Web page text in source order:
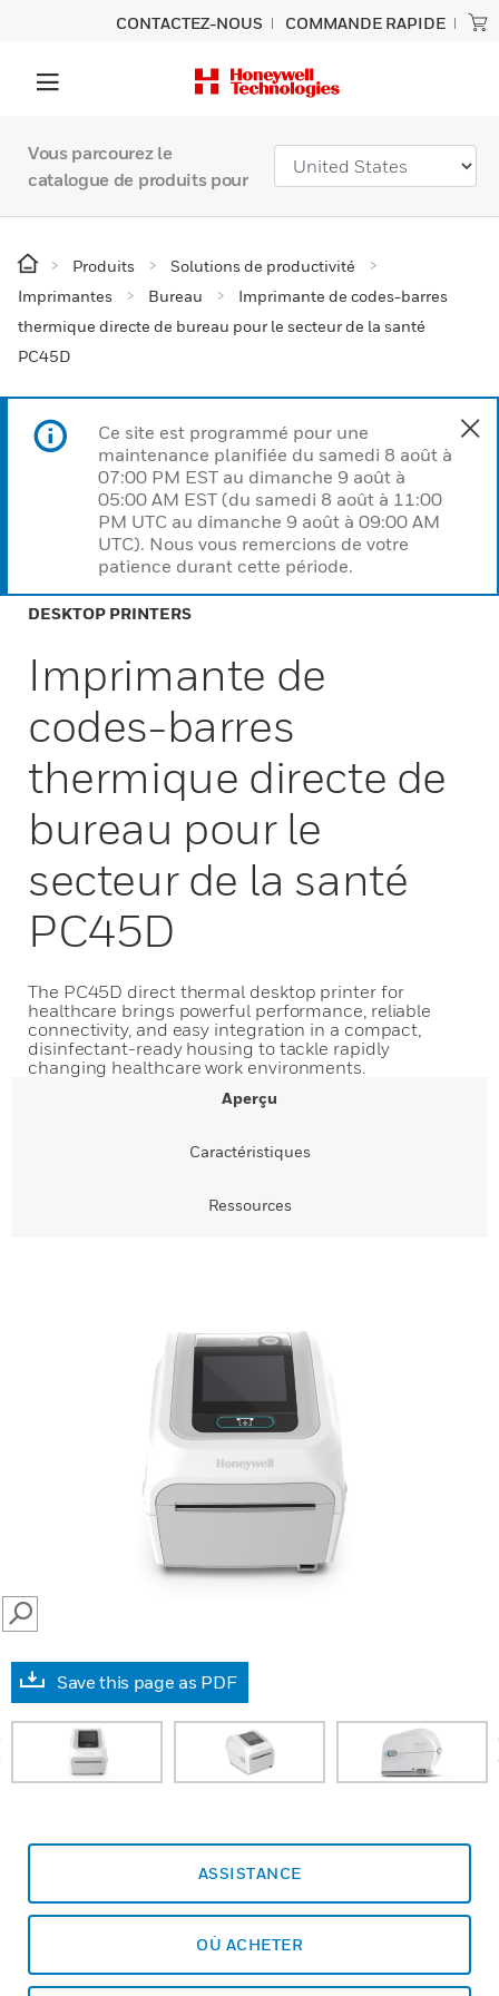
CONTACTEZ-NOUS COMMANDE RAPIDE
Vous parcourez le
catalogue de produits pour
Produits
Solutions de productivité
Imprimantes
Bureau
Imprimante de codes-barres
thermique directe de bureau pour le secteur de la santé
PC45D
Ce site est programmé pour une
maintenance planifiée du samedi 8 août à
07:00 PM EST au dimanche 9 août à
05:00 AM EST (du samedi 8 août à 11:00
PM UTC au dimanche 9 août à 09:00 AM
UTC). Nous vous remercions de votre
patience durant cette période.
DESKTOP PRINTERS
Imprimante de
codes-barres
thermique directe de
bureau pour le
secteur de la santé
PC45D
The PC45D direct thermal desktop printer for
healthcare brings powerful performance, reliable
connectivity, and easy integration in a compact,
disinfectant-ready housing to tackle rapidly
changing healthcare work environments.
Aperçu
Caractéristiques
Ressources
SEARCH
Save this page as PDF
ASSISTANCE
OÙ ACHETER